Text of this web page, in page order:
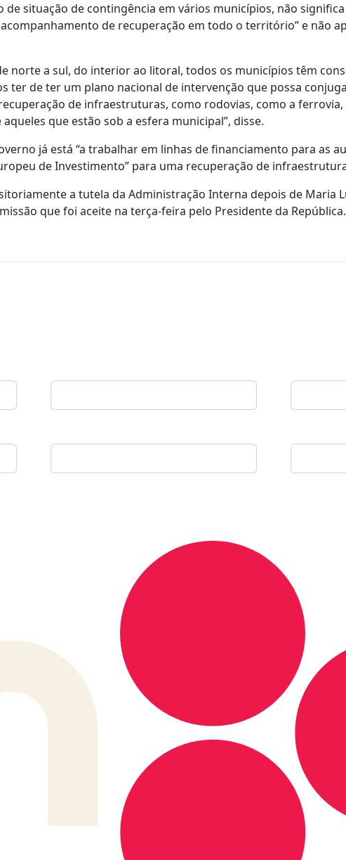
de situação de contingência em vários municípios, não
de recuperação em todo o território” e não
norte a sul, do interior ao litoral, todos os municípios têm
ter de ter um plano nacional de intervenção que possa
de infraestruturas, como rodovias, como a
que estão sob a esfera municipal”, disse.
já está “a trabalhar em linhas de financiamento para as
de Investimento” para uma recuperação de
a tutela da Administração Interna depois de Maria
que foi aceite na terça-feira pelo Presidente da República.